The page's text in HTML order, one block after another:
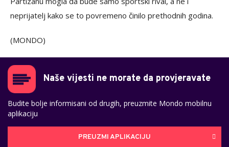
neprijatelj kako se to povremeno činilo prethodnih godina.
(MONDO)
Naše vijesti ne morate da provjeravate
Budite bolje informisani od drugih, preuzmite Mondo mobilnu
aplikaciju
PREUZMI APLIKACIJU